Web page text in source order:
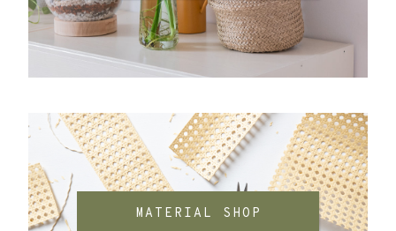
MATERIAL SHOP